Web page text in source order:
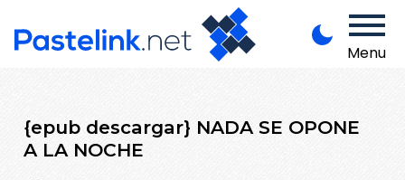
Menu
{epub descargar} NADA SE OPONE
A LA NOCHE